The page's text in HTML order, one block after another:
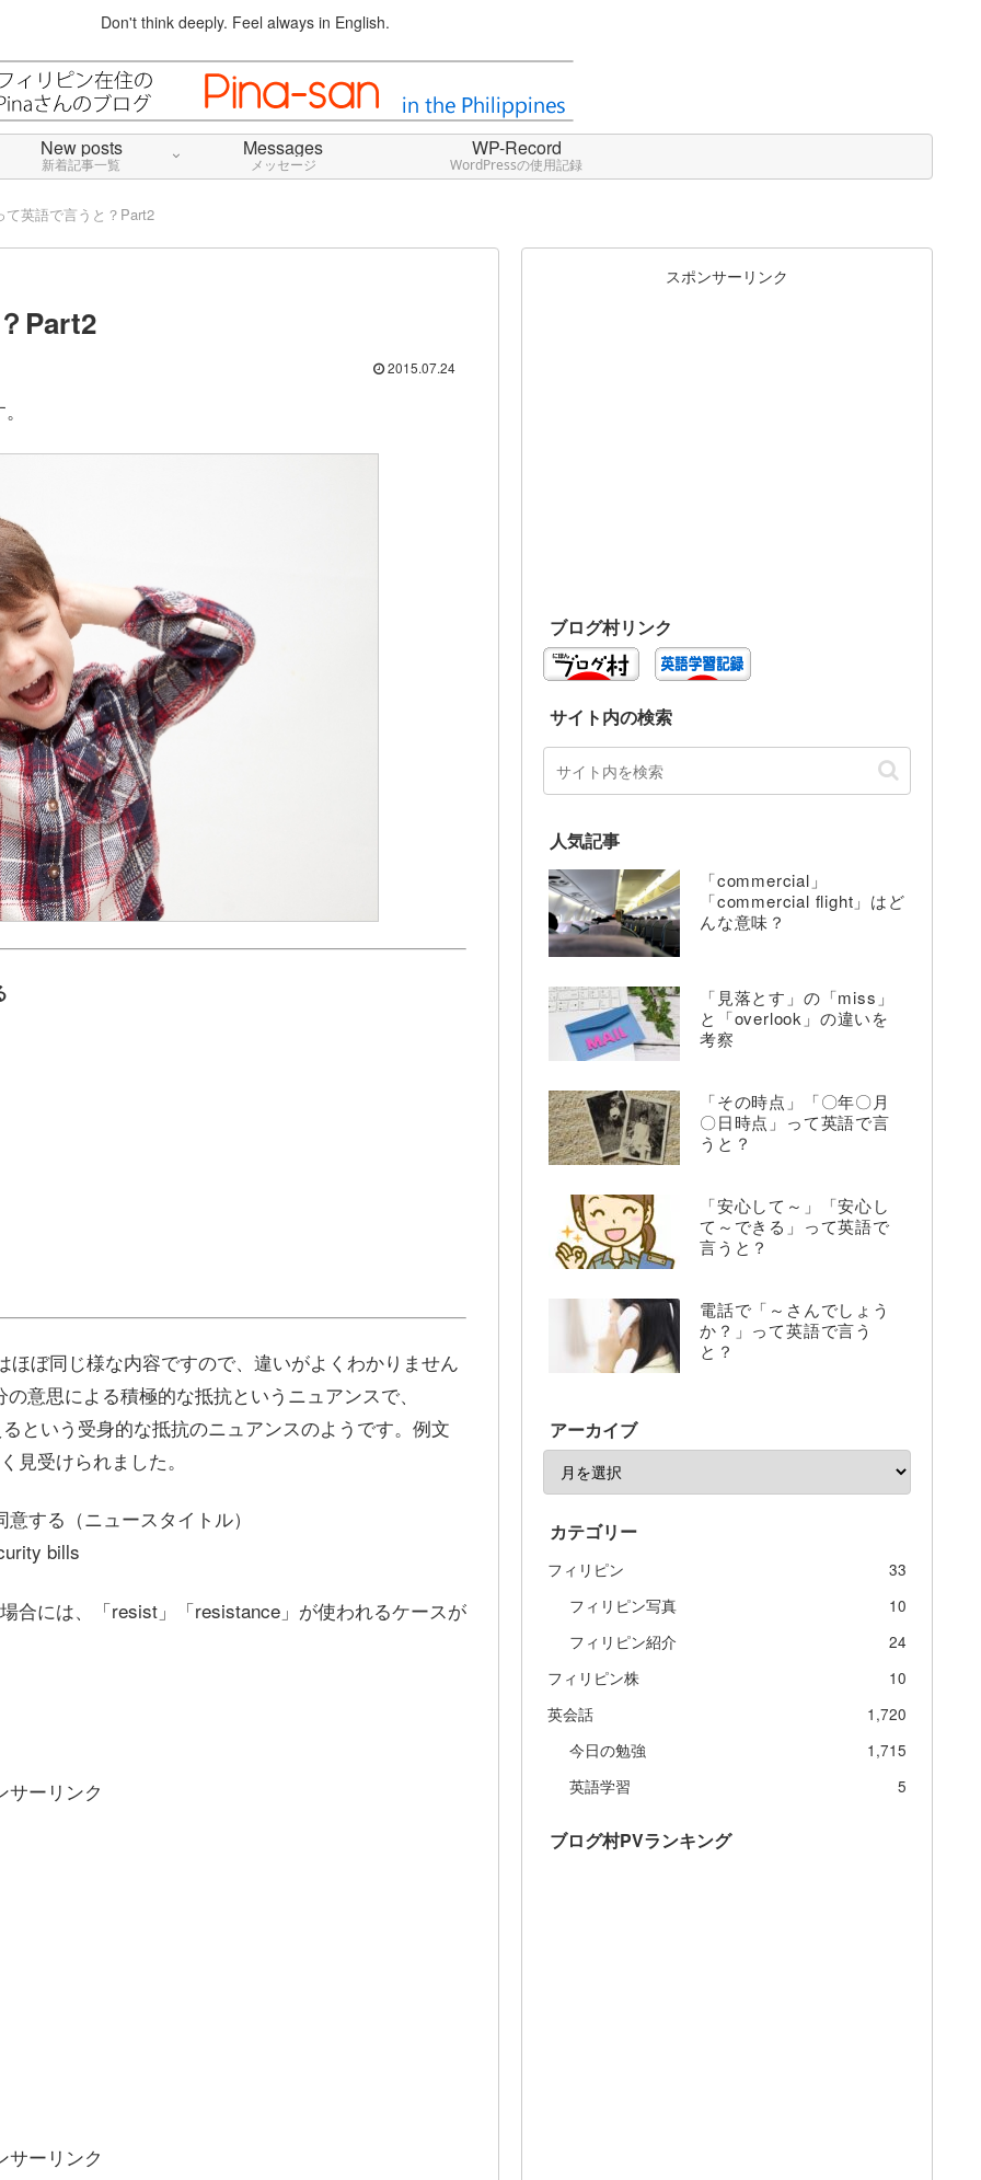
Don't think deeply. Feel always in English.
New posts
新着記事一覧
Messages
メッセージ
WP-Record
WordPressの使用記録
て英語で言うと？Part2
Part2
2015.07.24
ぼ同じ様な内容ですので、違いがよくわかりません
意思による積極的な抵抗というニュアンスで、
という受身的な抵抗のニュアンスのようです。例文
見受けられました。
する（ニュースタイトル）
bills
合には、「resist」「resistance」が使われるケースが
サーリンク
サーリンク
スポンサーリンク
ブログ村リンク
サイト内の検索
人気記事
「commercial」
「commercial flight」はど
んな意味？
「見落とす」の「miss」
と「overlook」の違いを
考察
「その時点」「〇年〇月
〇日時点」って英語で言
うと？
「安心して～」「安心し
て～できる」って英語で
言うと？
電話で「～さんでしょう
か？」って英語で言う
と？
アーカイブ
カテゴリー
フィリピン
33
フィリピン写真
10
フィリピン紹介
24
フィリピン株
10
英会話
1,720
今日の勉強
1,715
英語学習
5
ブログ村PVランキング